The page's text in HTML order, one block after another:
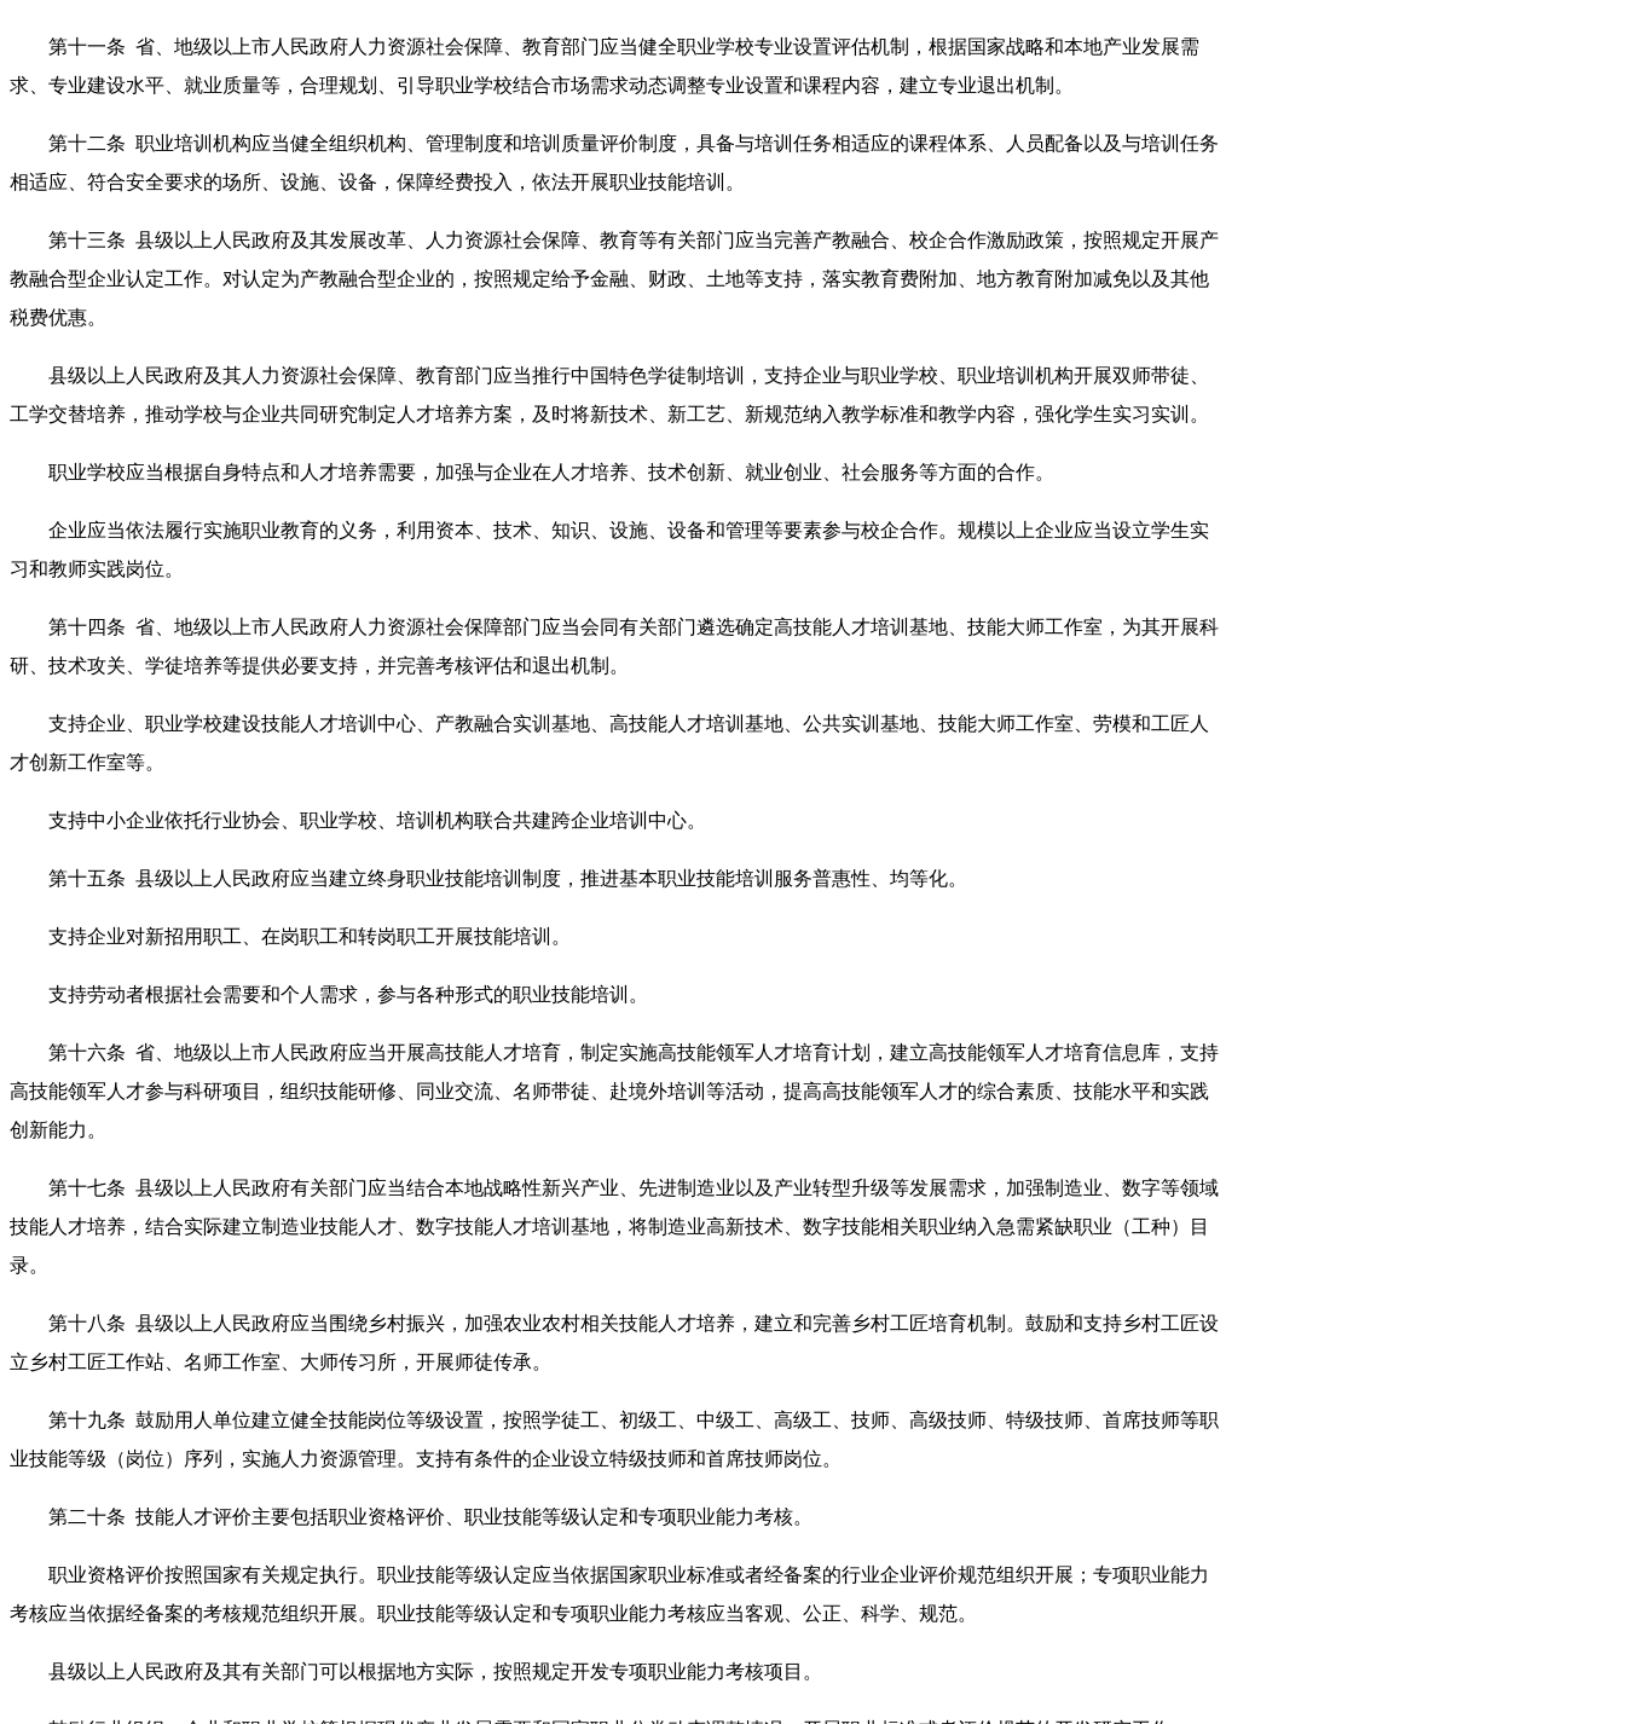
第十一条 省、地级以上市人民政府人力资源社会保障、教育部门应当健全职业学校专业设置评估机制，根据国家战略和本地产业发展需
求、专业建设水平、就业质量等，合理规划、引导职业学校结合市场需求动态调整专业设置和课程内容，建立专业退出机制。
第十二条 职业培训机构应当健全组织机构、管理制度和培训质量评价制度，具备与培训任务相适应的课程体系、人员配备以及与培训任务
相适应、符合安全要求的场所、设施、设备，保障经费投入，依法开展职业技能培训。
第十三条 县级以上人民政府及其发展改革、人力资源社会保障、教育等有关部门应当完善产教融合、校企合作激励政策，按照规定开展产
教融合型企业认定工作。对认定为产教融合型企业的，按照规定给予金融、财政、土地等支持，落实教育费附加、地方教育附加减免以及其他
税费优惠。
县级以上人民政府及其人力资源社会保障、教育部门应当推行中国特色学徒制培训，支持企业与职业学校、职业培训机构开展双师带徒、
工学交替培养，推动学校与企业共同研究制定人才培养方案，及时将新技术、新工艺、新规范纳入教学标准和教学内容，强化学生实习实训。
职业学校应当根据自身特点和人才培养需要，加强与企业在人才培养、技术创新、就业创业、社会服务等方面的合作。
企业应当依法履行实施职业教育的义务，利用资本、技术、知识、设施、设备和管理等要素参与校企合作。规模以上企业应当设立学生实
习和教师实践岗位。
第十四条 省、地级以上市人民政府人力资源社会保障部门应当会同有关部门遴选确定高技能人才培训基地、技能大师工作室，为其开展科
研、技术攻关、学徒培养等提供必要支持，并完善考核评估和退出机制。
支持企业、职业学校建设技能人才培训中心、产教融合实训基地、高技能人才培训基地、公共实训基地、技能大师工作室、劳模和工匠人
才创新工作室等。
支持中小企业依托行业协会、职业学校、培训机构联合共建跨企业培训中心。
第十五条 县级以上人民政府应当建立终身职业技能培训制度，推进基本职业技能培训服务普惠性、均等化。
支持企业对新招用职工、在岗职工和转岗职工开展技能培训。
支持劳动者根据社会需要和个人需求，参与各种形式的职业技能培训。
第十六条 省、地级以上市人民政府应当开展高技能人才培育，制定实施高技能领军人才培育计划，建立高技能领军人才培育信息库，支持
高技能领军人才参与科研项目，组织技能研修、同业交流、名师带徒、赴境外培训等活动，提高高技能领军人才的综合素质、技能水平和实践
创新能力。
第十七条 县级以上人民政府有关部门应当结合本地战略性新兴产业、先进制造业以及产业转型升级等发展需求，加强制造业、数字等领域
技能人才培养，结合实际建立制造业技能人才、数字技能人才培训基地，将制造业高新技术、数字技能相关职业纳入急需紧缺职业（工种）目
录。
第十八条 县级以上人民政府应当围绕乡村振兴，加强农业农村相关技能人才培养，建立和完善乡村工匠培育机制。鼓励和支持乡村工匠设
立乡村工匠工作站、名师工作室、大师传习所，开展师徒传承。
第十九条 鼓励用人单位建立健全技能岗位等级设置，按照学徒工、初级工、中级工、高级工、技师、高级技师、特级技师、首席技师等职
业技能等级（岗位）序列，实施人力资源管理。支持有条件的企业设立特级技师和首席技师岗位。
第二十条 技能人才评价主要包括职业资格评价、职业技能等级认定和专项职业能力考核。
职业资格评价按照国家有关规定执行。职业技能等级认定应当依据国家职业标准或者经备案的行业企业评价规范组织开展；专项职业能力
考核应当依据经备案的考核规范组织开展。职业技能等级认定和专项职业能力考核应当客观、公正、科学、规范。
县级以上人民政府及其有关部门可以根据地方实际，按照规定开发专项职业能力考核项目。